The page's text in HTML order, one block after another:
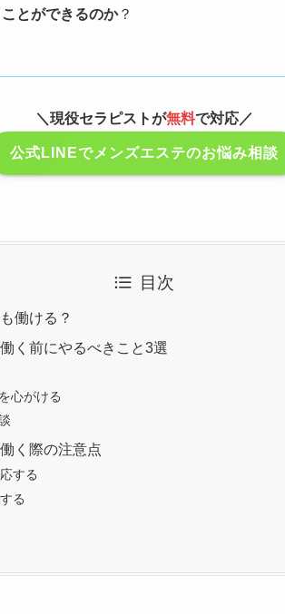
とができるのか？
＼現役セラピストが無料で対応／
公式LINEでメンズエステのお悩み相談
目次
働ける？
く前にやるべきこと3選
心がける
く際の注意点
する
る